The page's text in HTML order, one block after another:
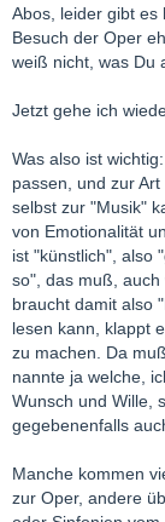
Abos, leider gibt es
Besuch der Oper
weiß nicht, was Du
Jetzt gehe ich
Was also ist
passen, und zur
selbst zur "Musik"
von Emotionalität
ist "künstlich", also
so", das muß,
braucht damit also
lesen kann, klappt
zu machen. Da
nannte ja welche,
Wunsch und Wille,
gegebenenfalls
Manche kommen
zur Oper, andere